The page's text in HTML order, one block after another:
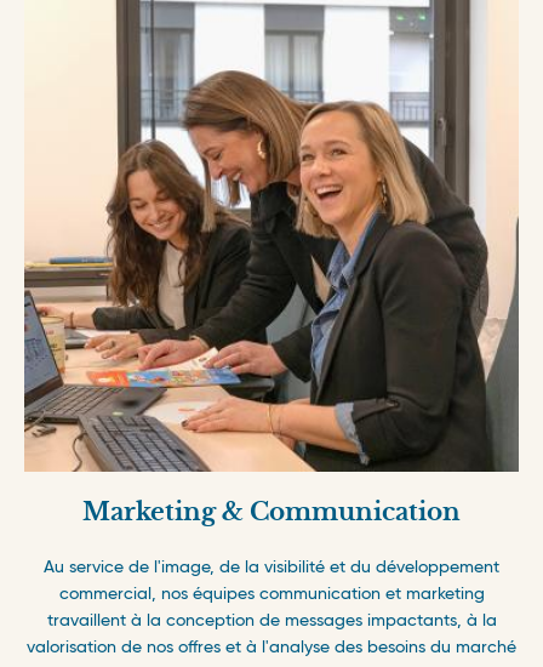
Marketing & Communication
Au service de l'image, de la visibilité et du développement
commercial, nos équipes communication et marketing
travaillent à la conception de messages impactants, à la
valorisation de nos offres et à l'analyse des besoins du marché